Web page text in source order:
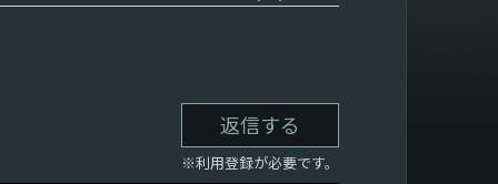
返信する
※利用登録が必要です。